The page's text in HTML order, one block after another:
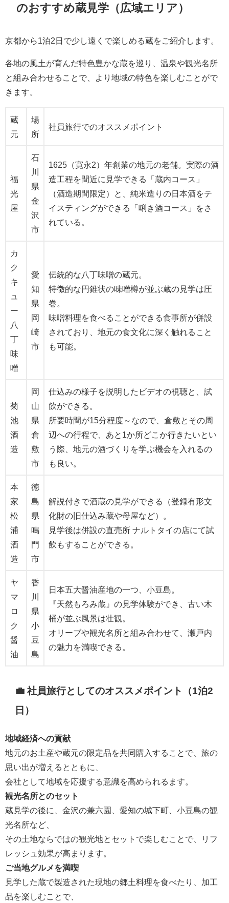
のおすすめ蔵見学（広域エリア）
京都から1泊2日で少し遠くで楽しめる蔵をご紹介します。
各地の風土が育んだ特色豊かな蔵を巡り、温泉や観光名所
と組み合わせることで、より地域の特色を楽しむことがで
きます。
蔵
元
場
所
社員旅行でのオススメポイント
福
光
屋
石
県
金
沢
市
1625（寛永2）年創業の地元の老舗。実際の酒
造工程を間近に見学できる「蔵内コース」
（酒造期間限定）と、純米造りの日本酒をテ
イスティングができる「唎き酒コース」をさ
れている。
カ
ク
キ
ュ
ー
八
丁
味
噌
愛
知
県
岡
崎
市
伝統的な八丁味噌の蔵元。
特徴的な円錐状の味噌樽が並ぶ蔵の見学は圧
巻。
味噌料理を食べることができる食事所が併設
されており、地元の食文化に深く触れること
も可能。
菊
池
酒
造
岡
山
県
倉
敷
市
仕込みの様子を説明したビデオの視聴と、試
飲ができる。
所要時間が15分程度～なので、倉敷とその周
辺への行程で、あと1か所どこか行きたいとい
う際、地元の酒づくりを学ぶ機会を入れるの
も良い。
本
家
松
浦
酒
造
徳
島
県
鳴
門
市
解説付きで酒蔵の見学ができる（登録有形文
化財の旧仕込み蔵や母屋など）。
見学後は併設の直売所 ナルトタイの店にて試
飲もすることができる。
ヤ
マ
ロ
ク
醤
油
香
県
小
豆
島
日本五大醤油産地の一つ、小豆島。
『天然もろみ蔵』の見学体験ができ、古い木
桶が並ぶ風景は壮観。
オリーブや観光名所と組み合わせて、瀬戸内
の魅力を満喫できる。
💼 社員旅行としてのオススメポイント（1泊2
日）
地域経済への貢献
地元のお土産や蔵元の限定品を共同購入することで、旅の
思い出が増えるとともに、
会社として地域を応援する意識を高められるます。
観光名所とのセット
蔵見学の後に、金沢の兼六園、愛知の城下町、小豆島の観
光名所など、
その土地ならではの観光地とセットで楽しむことで、リフ
レッシュ効果が高まります。
ご当地グルメを満喫
見学した蔵で製造された現地の郷土料理を食べたり、加工
品を楽しむことで、